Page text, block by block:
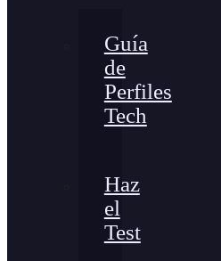
Guía
de
Perfiles
Tech
Haz
el
Test